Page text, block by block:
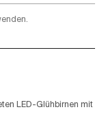
LED-Glühbirnen mit